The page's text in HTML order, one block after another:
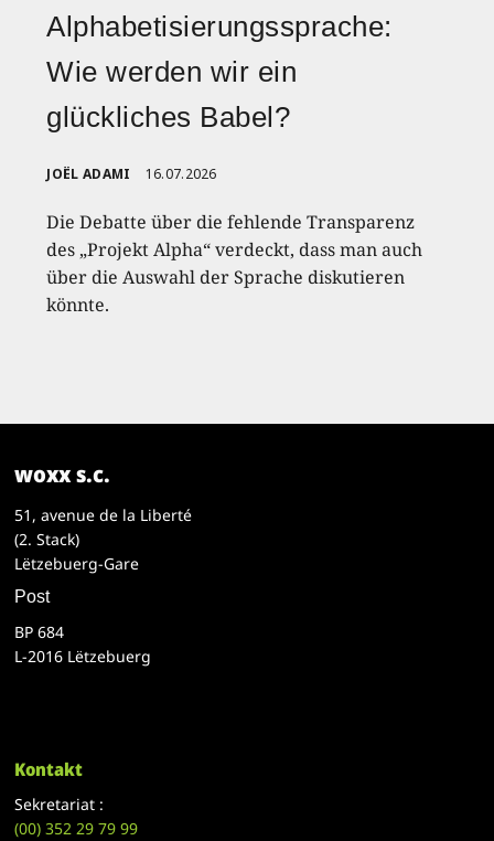
Alphabetisierungssprache:
Wie werden wir ein
glückliches Babel?
JOËL ADAMI 16.07.2026
Die Debatte über die fehlende Transparenz
des „Projekt Alpha“ verdeckt, dass man auch
über die Auswahl der Sprache diskutieren
könnte.
woxx s.c.
51, avenue de la Liberté
(2. Stack)
Lëtzebuerg-Gare
Post
BP 684
L-2016 Lëtzebuerg
Kontakt
Sekretariat :
(00)352 29 79 99